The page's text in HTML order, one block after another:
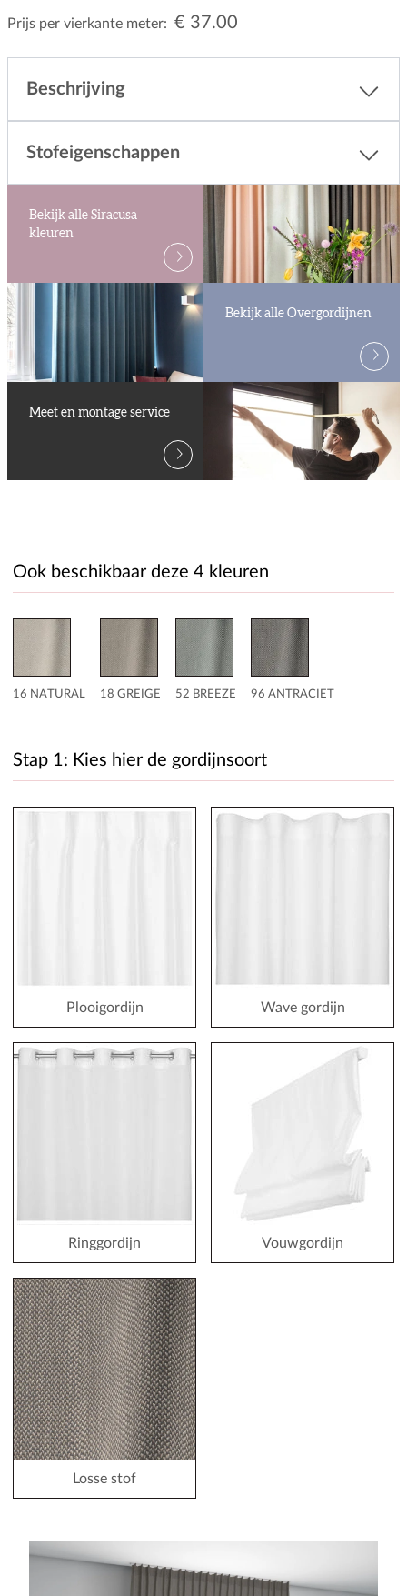
Prijs per vierkante meter: € 37.00
Beschrijving
Stofeigenschappen
Bekijk alle Siracusa
kleuren
Bekijk alle Overgordijnen
Meet en montage service
Ook beschikbaar deze 4 kleuren
16 NATURAL 18 GREIGE 52 BREEZE 96 ANTRACIET
Stap 1: Kies hier de gordijnsoort
Plooigordijn Wave gordijn
Ringgordijn Vouwgordijn
Losse stof